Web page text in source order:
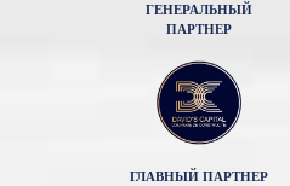
ГЕНЕРАЛЬНЫЙ
ПАРТНЕР
ГЛАВНЫЙ ПАРТНЕР